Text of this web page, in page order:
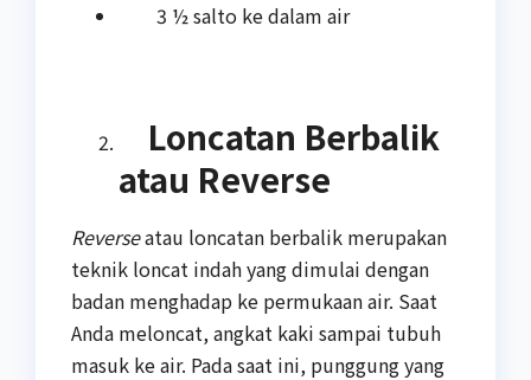
3 ½ salto ke dalam air
Loncatan Berbalik
atau Reverse
Reverseatau loncatan berbalik merupakan
teknik loncat indah yang dimulai dengan
badan menghadap ke permukaan air. Saat
Anda meloncat, angkat kaki sampai tubuh
masuk ke air. Pada saat ini, punggung yang